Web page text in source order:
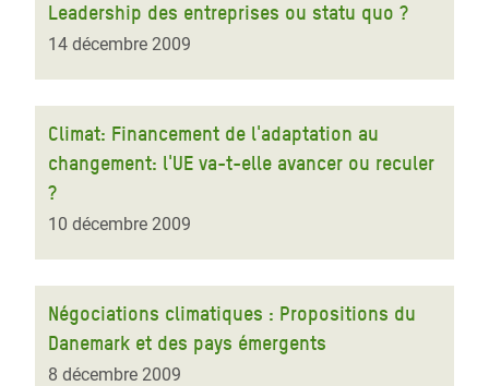
Leadership des entreprises ou statu quo ?
14 décembre 2009
Climat: Financement de l'adaptation au
changement: l'UE va-t-elle avancer ou reculer
?
10 décembre 2009
Négociations climatiques : Propositions du
Danemark et des pays émergents
8 décembre 2009